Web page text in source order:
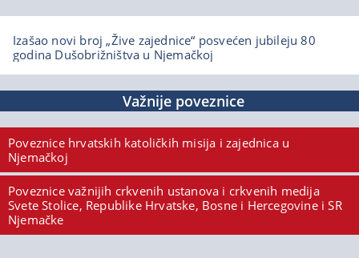
Izašao novi broj „Žive zajednice“ posvećen jubileju 80
godina Dušobrižništva u Njemačkoj
Važnije poveznice
Poveznice hrvatskih katoličkih misija i zajednica u
Njemačkoj
Poveznice važnijih crkvenih ustanova i crkvenih medija
Svete Stolice, Republike Hrvatske, Bosne i Hercegovine i SR
Njemačke